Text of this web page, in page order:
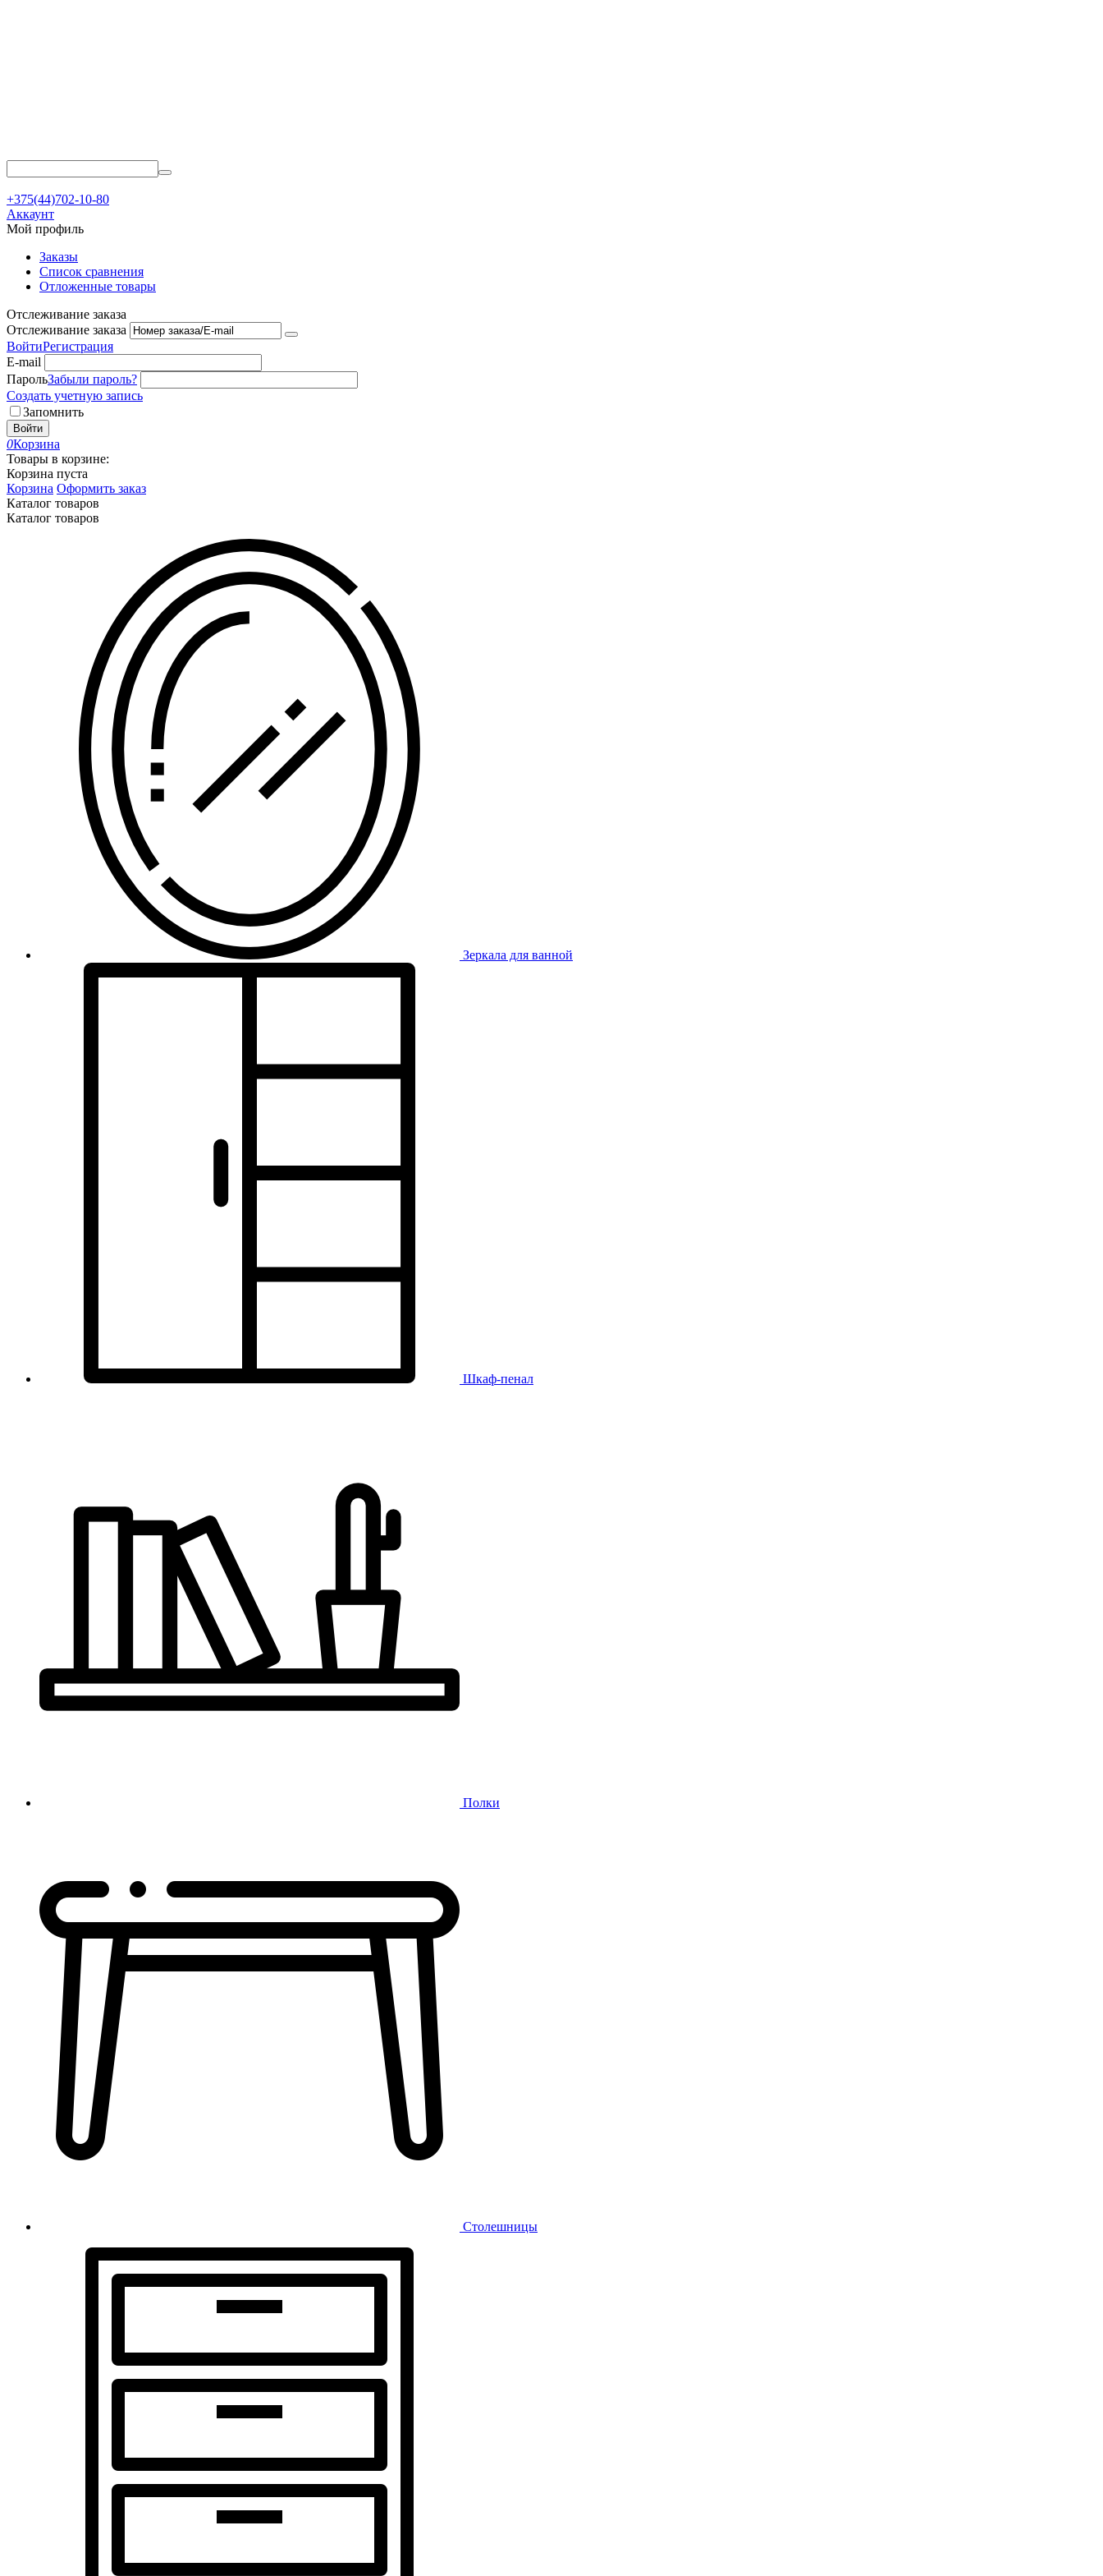
+375(44)702-10-80
Аккаунт
Мой профиль
Заказы
Список сравнения
Отложенные товары
Отслеживание заказа
Отслеживание заказа
ВойтиРегистрация
E-mail
ПарольЗабыли пароль?
Создать учетную запись
Запомнить
Войти
0Корзина
Товары в корзине:
Корзина пуста
Корзина Оформить заказ
Каталог товаров
Каталог товаров
Зеркала для ванной
Шкаф-пенал
Полки
Столешницы